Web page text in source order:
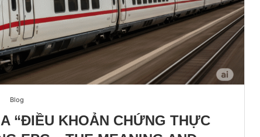
Blog
“ĐIỀU KHOẢN CHỨNG THỰC